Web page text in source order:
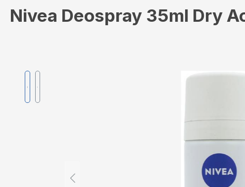
Nivea Deospray 35ml Dry
Bildergalerie überspringen